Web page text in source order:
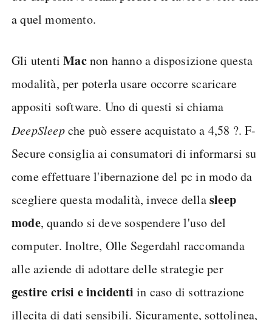
a quel momento.
Gli utentiMacnon hanno a disposizione questa
modalità, per poterla usare occorre scaricare
appositi software. Uno di questi si chiama
DeepSleepche può essere acquistato a 4,58 ?. F-
Secure consiglia ai consumatori di informarsi su
come effettuare l'ibernazione del pc in modo da
scegliere questa modalità, invece dellasleep
mode, quando si deve sospendere l'uso del
computer. Inoltre, Olle Segerdahl raccomanda
alle aziende di adottare delle strategie per
gestire crisi e incidentiin caso di sottrazione
illecita di dati sensibili. Sicuramente, sottolinea,